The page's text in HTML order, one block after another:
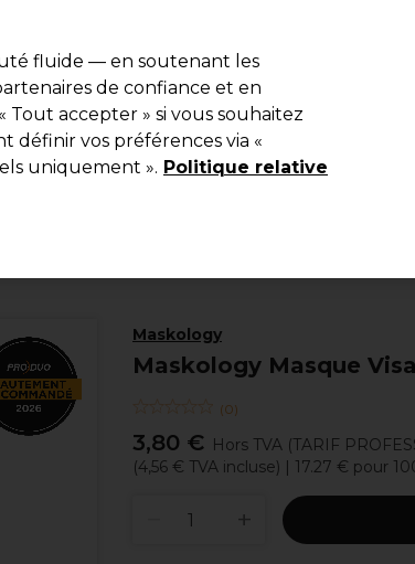
de salon Beauté Hommes
Maskology
Maskology Masque
(0)
3,80 € Hors TVA (TARIF
(4,56 € TVA incluse) | 17.27 € pour
fluide — en soutenant les
de confiance et en
accepter » si vous souhaitez
définir vos préférences via «
uniquement ». Politique relative